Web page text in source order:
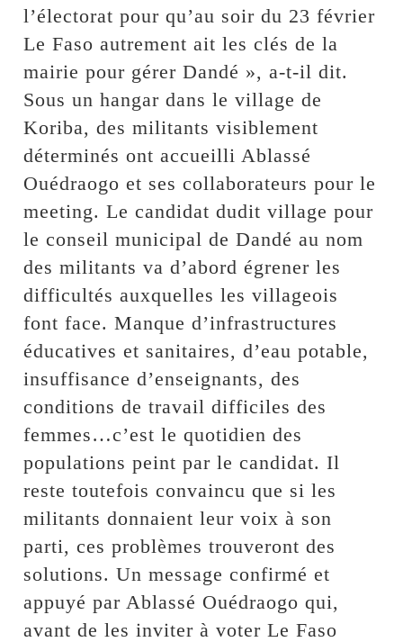
l’électorat pour qu’au soir du 23 février
Le Faso autrement ait les clés de la
mairie pour gérer Dandé », a-t-il dit.
Sous un hangar dans le village de
Koriba, des militants visiblement
déterminés ont accueilli Ablassé
Ouédraogo et ses collaborateurs pour le
meeting. Le candidat dudit village pour
le conseil municipal de Dandé au nom
des militants va d’abord égrener les
difficultés auxquelles les villageois
font face. Manque d’infrastructures
éducatives et sanitaires, d’eau potable,
insuffisance d’enseignants, des
conditions de travail difficiles des
femmes…c’est le quotidien des
populations peint par le candidat. Il
reste toutefois convaincu que si les
militants donnaient leur voix à son
parti, ces problèmes trouveront des
solutions. Un message confirmé et
appuyé par Ablassé Ouédraogo qui,
avant de les inviter à voter Le Faso